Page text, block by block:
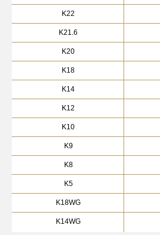
K22
K21.6
K20
K18
K14
K12
K10
K9
K8
K5
K18WG
K14WG